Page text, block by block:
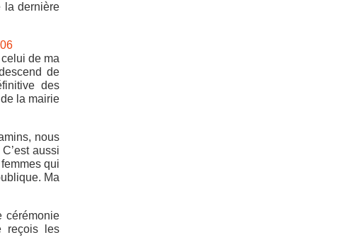
la dernière
de ma
de
des
la mairie
nous
aussi
qui
Ma
cérémonie
reçois les